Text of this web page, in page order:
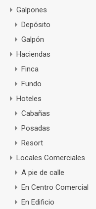
Galpones
Depósito
Galpón
Haciendas
Finca
Fundo
Hoteles
Cabañas
Posadas
Resort
Locales Comerciales
A pie de calle
En Centro Comercial
En Edificio